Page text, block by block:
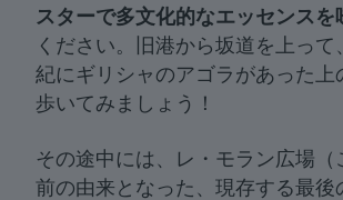
スターで多文化的なエッセンスを
ください。旧港から坂道を上っ
紀にギリシャのアゴラがあった上
歩いてみましょう！
その途中には、レ・モラン広場（
前の由来となった、現存する最後